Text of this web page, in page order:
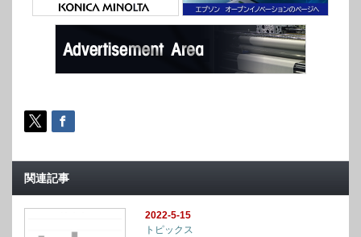
関連記事
2022-5-15
トピックス